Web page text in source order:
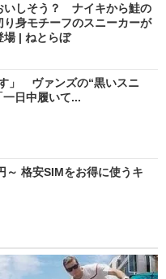
いしそう？ ナイキから鮭の
り身モチーフのスニーカーが
場 | ねとらぼ
」 ヴァンズの“黒いスニ
日中履いて...
～ 格安SIMをお得に使うキ